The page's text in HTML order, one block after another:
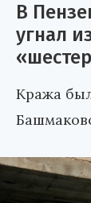
В
угнал
Кража